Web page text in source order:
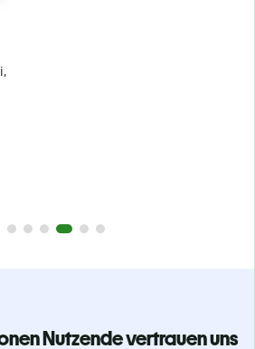
sicher, dass dein Text zu 100
deine Arbeit in Sekundenschnelle
in über 100 Sprachen.
Nutzende vertrauen uns